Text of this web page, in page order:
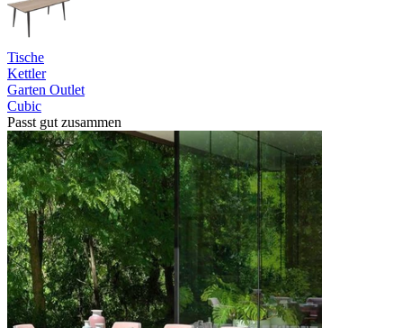
Tische
Kettler
Garten Outlet
Cubic
Passt gut zusammen